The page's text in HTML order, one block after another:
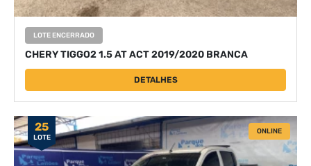
LOTE ENCERRADO
CHERY TIGGO2 1.5 AT ACT 2019/2020 BRANCA
DETALHES
25
LOTE
ONLINE